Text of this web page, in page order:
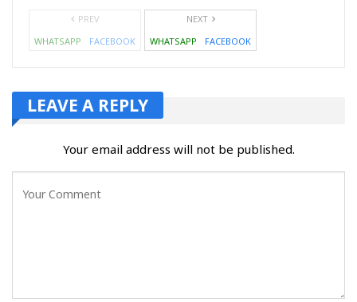
PREV
WHATSAPP
FACEBOOK
NEXT
WHATSAPP
FACEBOOK
LEAVE A REPLY
Your email address will not be published.